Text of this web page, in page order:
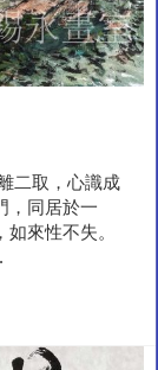
二取，心識成
，同居於一
來性不失。